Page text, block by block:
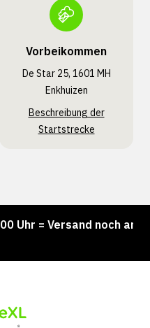
Vorbeikommen
De Star 25, 1601 MH
Enkhuizen
Beschreibung der
Startstrecke
= Versand noch am